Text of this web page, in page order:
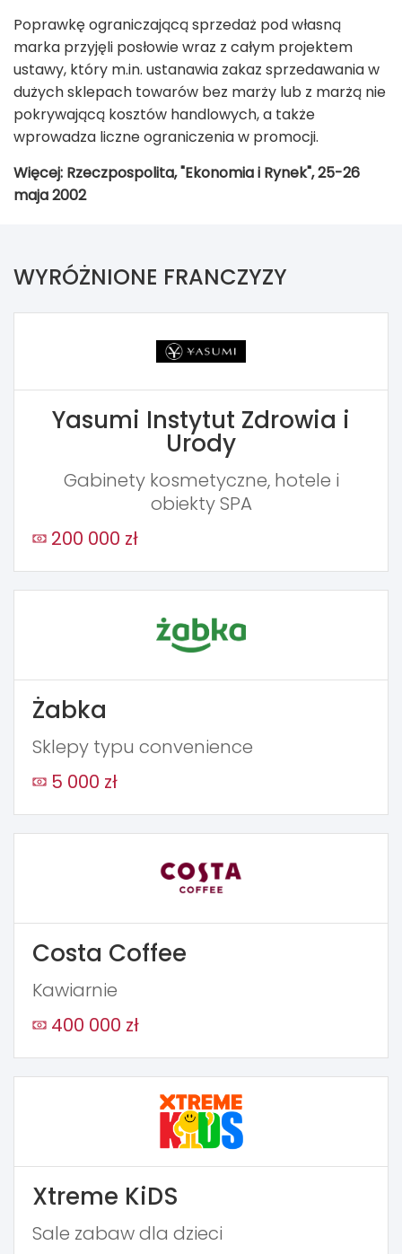
Poprawkę ograniczającą sprzedaż pod własną
marka przyjęli posłowie wraz z całym projektem
ustawy, który m.in. ustanawia zakaz sprzedawania w
dużych sklepach towarów bez marży lub z marżą nie
pokrywającą kosztów handlowych, a także
wprowadza liczne ograniczenia w promocji.
Więcej: Rzeczpospolita, "Ekonomia i Rynek", 25-26
maja 2002
WYRÓŻNIONE FRANCZYZY
Yasumi Instytut Zdrowia i
Urody
Gabinety kosmetyczne, hotele i
obiekty SPA
200 000 zł
Żabka
Sklepy typu convenience
5 000 zł
Costa Coffee
Kawiarnie
400 000 zł
Xtreme KiDS
Sale zabaw dla dzieci